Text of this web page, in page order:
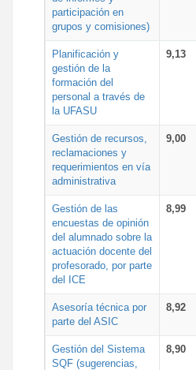
participación en
grupos y comisiones)
Planificación y
gestión de la
formación del
personal a través de
la UFASU
9,13
Gestión de recursos,
reclamaciones y
requerimientos en vía
administrativa
9,00
Gestión de las
encuestas de opinión
del alumnado sobre la
actuación docente del
profesorado, por parte
del ICE
8,99
Asesoría técnica por
parte del ASIC
8,92
Gestión del Sistema
SQF (sugerencias,
8,90